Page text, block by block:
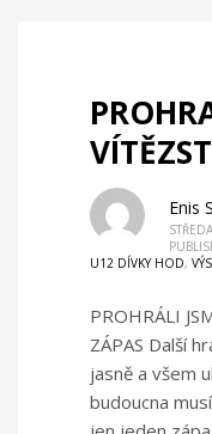
Enis
U12 DÍVKY HOD,
PROHRÁLI
ZÁPAS Další
jasně a všem
budoucna